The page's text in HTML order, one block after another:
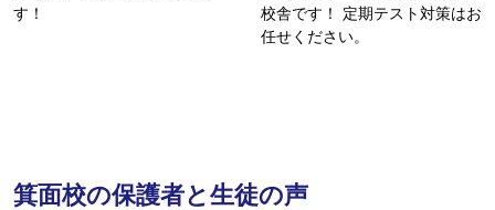
す！
校舎です！ 定期テスト対策はお
任せください。
箕面校の保護者と生徒の声